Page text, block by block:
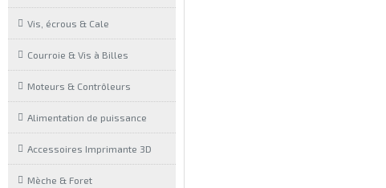
Vis, écrous & Cale
Courroie & Vis à Billes
Moteurs & Contrôleurs
Alimentation de puissance
Accessoires Imprimante 3D
Mèche & Foret